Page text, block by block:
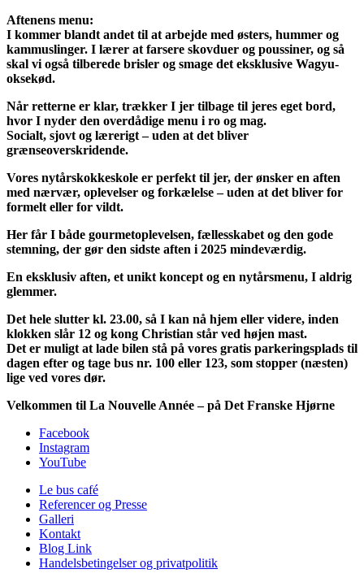
Aftenens menu:
I kommer blandt andet til at arbejde med østers, hummer og
kammuslinger. I lærer at farsere skovduer og poussiner, og så
skal vi også tilberede brisler og smage det eksklusive Wagyu-
oksekød.
Når retterne er klar, trækker I jer tilbage til jeres eget bord,
hvor I nyder den overdådige menu i ro og mag.
Socialt, sjovt og lærerigt – uden at det bliver
grænseoverskridende.
Vores nytårskokkeskole er perfekt til jer, der ønsker en aften
med nærvær, oplevelser og forkælelse – uden at det bliver for
formelt eller for vildt.
Her får I både gourmetoplevelsen, fællesskabet og den gode
stemning, der gør den sidste aften i 2025 mindeværdig.
En eksklusiv aften, et unikt koncept og en nytårsmenu, I aldrig
glemmer.
Det hele slutter kl. 23.00, så I kan nå hjem eller videre, inden
klokken slår 12 og kong Christian står ved højen mast.
Det er muligt at lade bilen stå på vores gratis parkeringsplads til
dagen efter og tage bus nr. 100 eller 123, som stopper (næsten)
lige ved vores dør.
Velkommen til La Nouvelle Année – på Det Franske Hjørne
Facebook
Instagram
YouTube
Le bus café
Referencer og Presse
Galleri
Kontakt
Blog Link
Handelsbetingelser og privatpolitik